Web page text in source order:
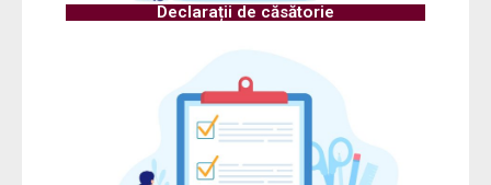
Declarații de căsătorie